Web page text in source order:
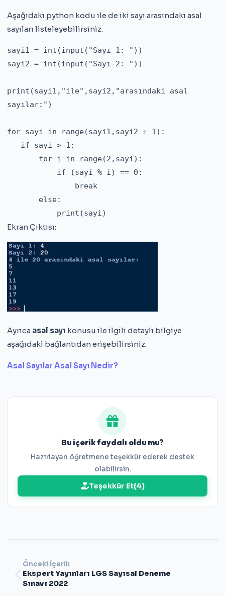
Aşağıdaki python kodu ile de iki sayı arasındaki asal
sayıları listeleyebilirsiniz.
sayi1 = int(input("Sayı 1: "))
sayi2 = int(input("Sayı 2: "))
print(sayi1,"ile",sayi2,"arasındaki asal
sayılar:")
for sayi in range(sayi1,sayi2 + 1):
           print(sayi)
Ekran Çıktısı:
Ayrıca asal sayı konusu ile ilgili detaylı bilgiye
aşağıdaki bağlantıdan erişebilirsiniz.
Asal Sayılar Asal Sayı Nedir?
Bu içerik faydalı oldu mu?
Hazırlayan öğretmene teşekkür ederek destek
olabilirsin.
Teşekkür Et(4)
Önceki İçerik
Ekspert Yayınları LGS Sayısal Deneme
Sınavı 2022